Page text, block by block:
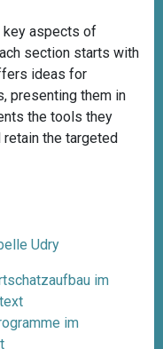
key aspects of
section starts with
ideas for
presenting them in
the tools they
the targeted
Udry
im
im